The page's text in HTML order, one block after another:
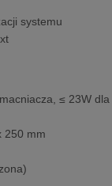
systemu
≤ 23W
250 mm